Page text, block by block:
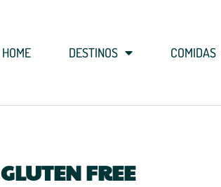
HOME DESTINOS COMIDAS
GLUTEN FREE